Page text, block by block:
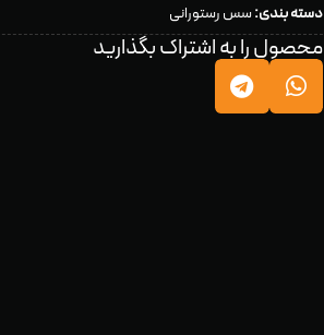
دسته بندی:سس رستورانی
محصول را به اشتراک بگذارید